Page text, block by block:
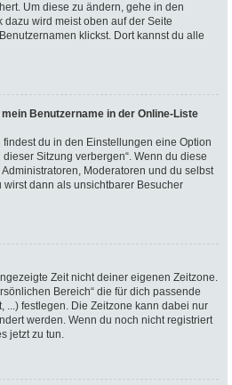
Um diese zu ändern, gehe in den
dazu wird meist oben auf der Seite
klickst. Dort kannst du alle
Benutzername in der Online-Liste
du in den Einstellungen eine Option
Sitzung verbergen“. Wenn du diese
Moderatoren und du selbst
dann als unsichtbarer Besucher
Zeit nicht deiner eigenen Zeitzone.
Bereich“ die für dich passende
...) festlegen. Die Zeitzone kann dabei nur
werden. Wenn du noch nicht registriert
jetzt zu tun.